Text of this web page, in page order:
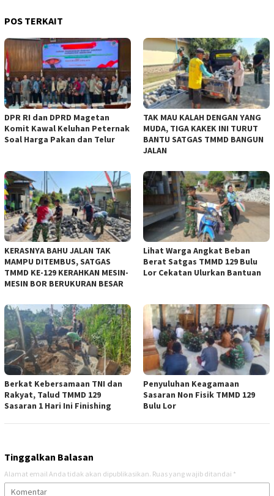
POS TERKAIT
DPR RI dan DPRD Magetan
Komit Kawal Keluhan Peternak
Soal Harga Pakan dan Telur
TAK MAU KALAH DENGAN YANG
MUDA, TIGA KAKEK INI TURUT
BANTU SATGAS TMMD BANGUN
JALAN
KERASNYA BAHU JALAN TAK
MAMPU DITEMBUS, SATGAS
TMMD KE-129 KERAHKAN MESIN-
MESIN BOR BERUKURAN BESAR
Lihat Warga Angkat Beban
Berat Satgas TMMD 129 Bulu
Lor Cekatan Ulurkan Bantuan
Berkat Kebersamaan TNI dan
Rakyat, Talud TMMD 129
Sasaran 1 Hari Ini Finishing
Penyuluhan Keagamaan
Sasaran Non Fisik TMMD 129
Bulu Lor
Tinggalkan Balasan
Alamat email Anda tidak akan dipublikasikan. Ruas yang wajib ditandai *